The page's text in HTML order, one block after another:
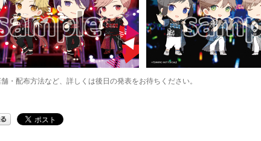
・配布方法など、詳しくは後日の発表をお待ちください。